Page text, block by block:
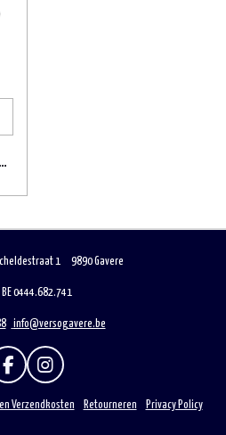
1 9890 Gavere
BE 0444.682.741
info@versogavere.be
F
C
I
S
Verzendkosten Retourneren
Privacy Policy